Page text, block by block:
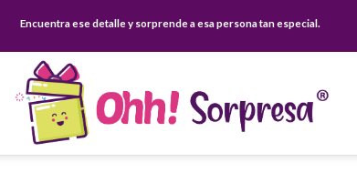
Encuentra ese detalle y sorprende a esa persona tan especial.